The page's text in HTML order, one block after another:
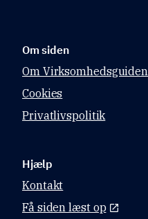
Om siden
Om Virksomhedsguiden
Cookies
Privatlivspolitik
Hjælp
Kontakt
Få siden læst op